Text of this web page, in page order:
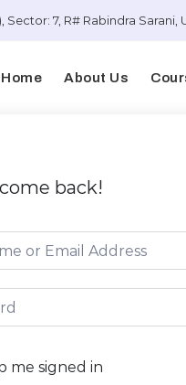
Sector: 7, R# Rabindra Sarani,
Home About Us
back!
me signed in